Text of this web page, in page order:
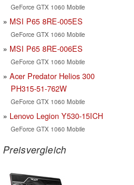
GeForce GTX 1060 Mobile
MSI P65 8RE-005ES
GeForce GTX 1060 Mobile
MSI P65 8RE-006ES
GeForce GTX 1060 Mobile
Acer Predator Helios 300
PH315-51-762W
GeForce GTX 1060 Mobile
Lenovo Legion Y530-15ICH
GeForce GTX 1060 Mobile
Preisvergleich